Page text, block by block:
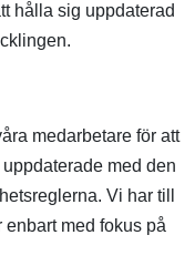
hålla sig uppdaterad
medarbetare för att
med den
Vi har till
med fokus på